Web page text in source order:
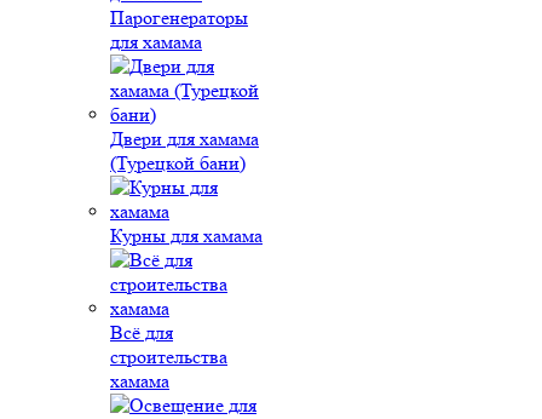
Парогенераторы
для хамама
Двери для хамама
(Турецкой бани)
Курны для хамама
Всё для
строительства
хамама